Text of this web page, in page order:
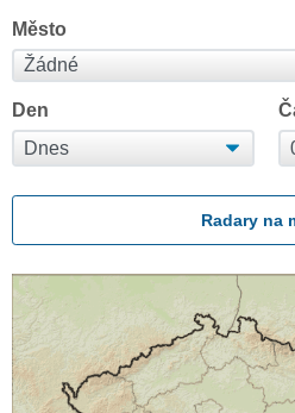
Město
Den
Radary na